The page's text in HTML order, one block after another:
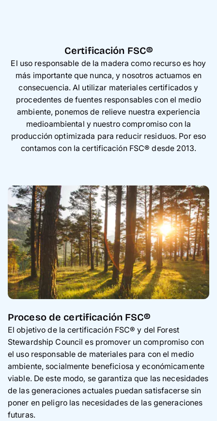
Certificación FSC®
El uso responsable de la madera como recurso es hoy
más importante que nunca, y nosotros actuamos en
consecuencia. Al utilizar materiales certificados y
procedentes de fuentes responsables con el medio
ambiente, ponemos de relieve nuestra experiencia
medioambiental y nuestro compromiso con la
producción optimizada para reducir residuos. Por eso
contamos con la certificación FSC® desde 2013.
Proceso de certificación FSC®
El objetivo de la certificación FSC® y del Forest
Stewardship Council es promover un compromiso con
el uso responsable de materiales para con el medio
ambiente, socialmente beneficiosa y económicamente
viable. De este modo, se garantiza que las necesidades
de las generaciones actuales puedan satisfacerse sin
poner en peligro las necesidades de las generaciones
futuras.